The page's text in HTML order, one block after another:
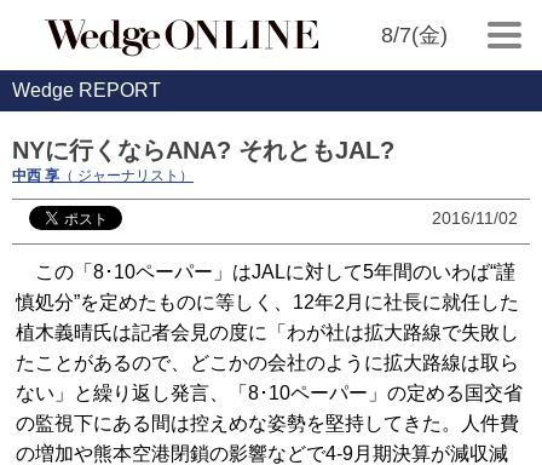
8/7(金)
Wedge REPORT
NYに行くならANA? それともJAL?
中西 享 （ ジャーナリスト）
2016/11/02
この「8･10ペーパー」はJALに対して5年間のいわば“謹
慎処分”を定めたものに等しく、12年2月に社長に就任した
植木義晴氏は記者会見の度に「わが社は拡大路線で失敗し
たことがあるので、どこかの会社のように拡大路線は取ら
ない」と繰り返し発言、「8･10ペーパー」の定める国交省
の監視下にある間は控えめな姿勢を堅持してきた。人件費
の増加や熊本空港閉鎖の影響などで4-9月期決算が減収減